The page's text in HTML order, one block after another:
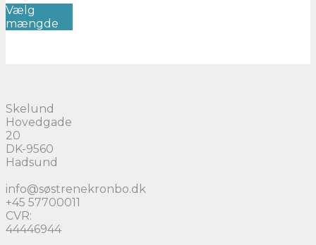
Vælg
mængde
Skelund
Hovedgade
20
DK-9560
Hadsund
info@søstrenekronbo.dk
+45 57700011
CVR:
44446944